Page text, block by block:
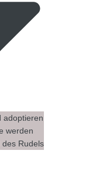
adoptieren
werden
des Rudels